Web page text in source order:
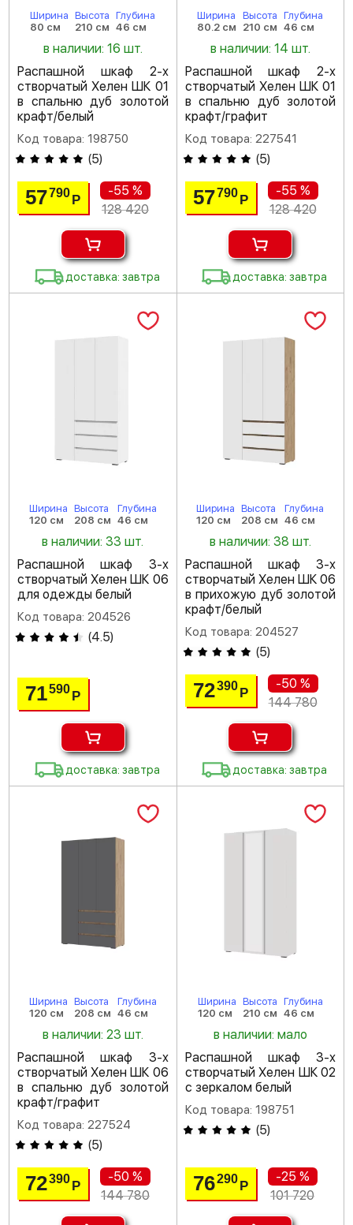
Ширина
80 см
Высота
210 см
Глубина
46 см
в наличии: 16 шт.
Распашной шкаф 2-х
створчатый Хелен ШК 01
в спальню дуб золотой
крафт/белый
Код товара: 198750
(5)
57790Р
-55 %
128 420
доставка: завтра
Ширина
80.2 см
Высота
210 см
Глубина
46 см
в наличии: 14 шт.
Распашной шкаф 2-х
створчатый Хелен ШК 01
в спальню дуб золотой
крафт/графит
Код товара: 227541
(5)
57790 Р
-55 %
128 420
доставка: завтра
Ширина
120 см
Высота
208 см
Глубина
46 см
в наличии: 33 шт.
Распашной шкаф 3-х
створчатый Хелен ШК 06
для одежды белый
Код товара: 204526
(4.5)
71590Р
доставка: завтра
Ширина
120 см
Высота
208 см
Глубина
46 см
в наличии: 38 шт.
Распашной шкаф 3-х
створчатый Хелен ШК 06
в прихожую дуб золотой
крафт/белый
Код товара: 204527
(5)
72390 Р
-50 %
144 780
доставка: завтра
Ширина
120 см
Высота
208 см
Глубина
46 см
в наличии: 23 шт.
Распашной шкаф 3-х
створчатый Хелен ШК 06
в спальню дуб золотой
крафт/графит
Код товара: 227524
(5)
72390Р
-50 %
144 780
Ширина
120 см
Высота
210 см
Глубина
46 см
в наличии: мало
Распашной шкаф 3-х
створчатый Хелен ШК 02
с зеркалом белый
Код товара: 198751
(5)
76290 Р
-25 %
101 720